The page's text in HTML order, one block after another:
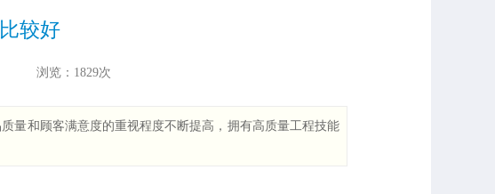
较好
浏览： 1829次
量和顾客满意度的重视程度不断提高，拥有高质量工程技能